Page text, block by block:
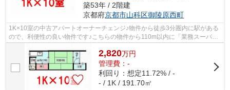
築53年 / 2階建
京都府京都市山科区御陵原西町
1K×10室の中古アパートオーナーチェンジ♪物件から徒歩3分圏内に駅がある
ので、利便性の良い物件です♪こちらの物件から110m以内に「業務スーパー
2,820万円
管理費：-
利回り：想定11.72% / -
- / 1K / 191.70㎡